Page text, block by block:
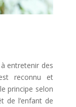
entretenir des
reconnu et
principe selon
de l’enfant de